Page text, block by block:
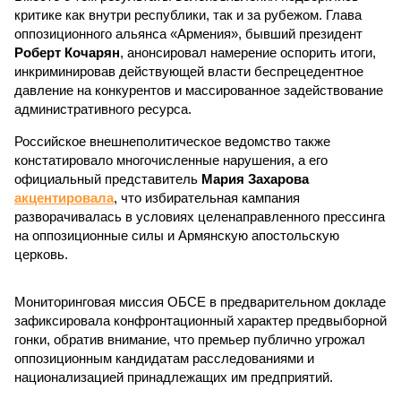
критике как внутри республики, так и за рубежом. Глава
оппозиционного альянса «Армения», бывший президент
Роберт Кочарян, анонсировал намерение оспорить итоги,
инкриминировав действующей власти беспрецедентное
давление на конкурентов и массированное задействование
административного ресурса.
Российское внешнеполитическое ведомство также
констатировало многочисленные нарушения, а его
официальный представитель Мария Захарова
акцентировала, что избирательная кампания
разворачивалась в условиях целенаправленного прессинга
на оппозиционные силы и Армянскую апостольскую
церковь.
Мониторинговая миссия ОБСЕ в предварительном докладе
зафиксировала конфронтационный характер предвыборной
гонки, обратив внимание, что премьер публично угрожал
оппозиционным кандидатам расследованиями и
национализацией принадлежащих им предприятий.